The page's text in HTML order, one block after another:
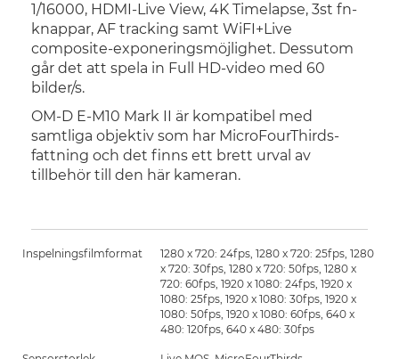
1/16000, HDMI-Live View, 4K Timelapse, 3st fn-
knappar, AF tracking samt WiFI+Live
composite-exponeringsmöjlighet. Dessutom
går det att spela in Full HD-video med 60
bilder/s.
OM-D E-M10 Mark II är kompatibel med
samtliga objektiv som har MicroFourThirds-
fattning och det finns ett brett urval av
tillbehör till den här kameran.
Inspelningsfilmformat
1280 x 720: 24fps, 1280 x 720: 25fps, 1280
x 720: 30fps, 1280 x 720: 50fps, 1280 x
720: 60fps, 1920 x 1080: 24fps, 1920 x
1080: 25fps, 1920 x 1080: 30fps, 1920 x
1080: 50fps, 1920 x 1080: 60fps, 640 x
480: 120fps, 640 x 480: 30fps